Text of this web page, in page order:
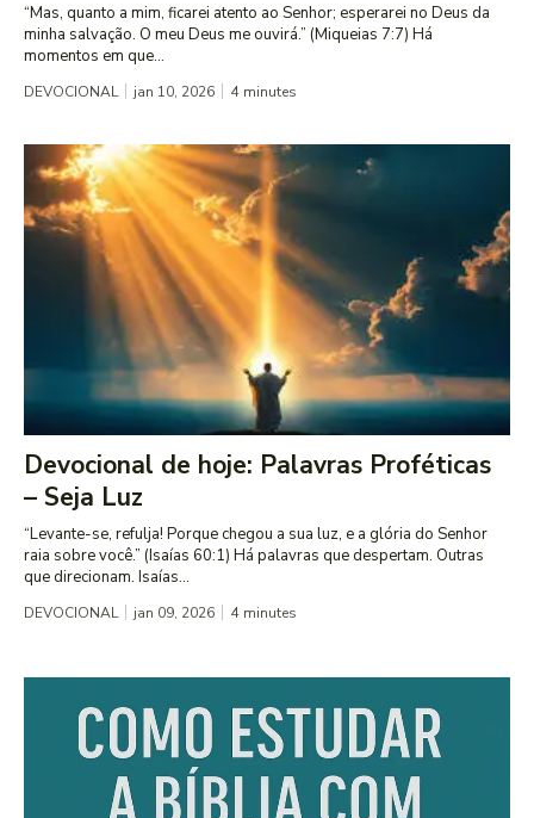
“Mas, quanto a mim, ficarei atento ao Senhor; esperarei no Deus da
minha salvação. O meu Deus me ouvirá.” (Miqueias 7:7) Há
momentos em que...
DEVOCIONAL jan 10, 2026 4 minutes
Devocional de hoje: Palavras Proféticas
– Seja Luz
“Levante-se, refulja! Porque chegou a sua luz, e a glória do Senhor
raia sobre você.” (Isaías 60:1) Há palavras que despertam. Outras
que direcionam. Isaías...
DEVOCIONAL jan 09, 2026 4 minutes